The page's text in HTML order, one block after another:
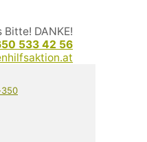
Bitte! DANKE!
533 42 56